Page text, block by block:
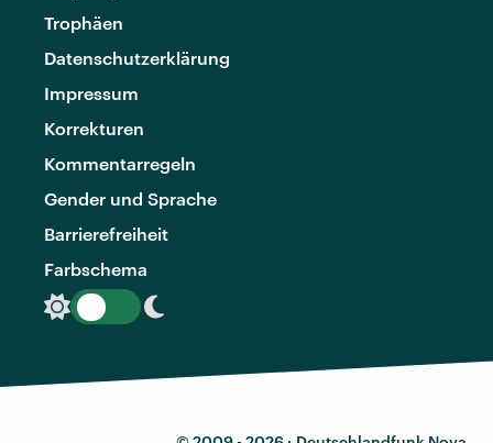
Trophäen
Datenschutzerklärung
Impressum
Korrekturen
Kommentarregeln
Gender und Sprache
Barrierefreiheit
Farbschema